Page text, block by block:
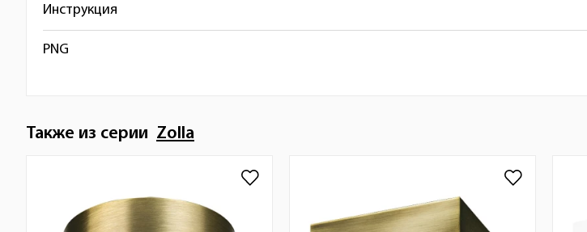
Инструкция
PNG
Также из серии Zolla